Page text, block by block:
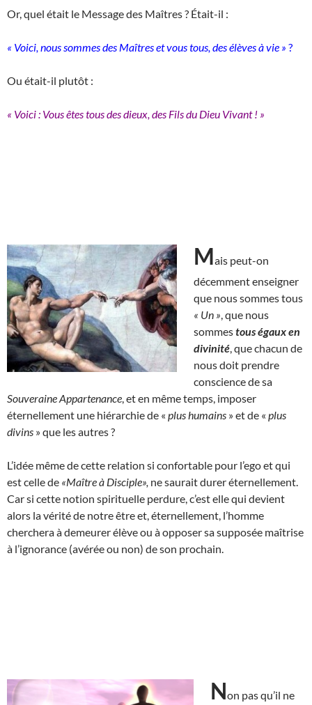
Or, quel était le Message des Maîtres ? Était-il :
« Voici, nous sommes des Maîtres et vous tous, des élèves à vie » ?
Ou était-il plutôt :
« Voici : Vous êtes tous des dieux, des Fils du Dieu Vivant ! »
Mais peut-on
décemment enseigner
que nous sommes tous
« Un » , que nous
sommestous égaux en
divinité , que chacun de
nous doit prendre
conscience de sa
Souveraine Appartenance , et en même temps, imposer
éternellement une hiérarchie de « plus humains » et de « plus
divins » que les autres ?
L’idée même de cette relation si confortable pour l’ego et qui
est celle de «Maître à Disciple», ne saurait durer éternellement.
Car si cette notion spirituelle perdure, c’est elle qui devient
alors la vérité de notre être et, éternellement, l’homme
cherchera à demeurer élève ou à opposer sa supposée maîtrise
à l’ignorance (avérée ou non) de son prochain.
Non pas qu’il ne